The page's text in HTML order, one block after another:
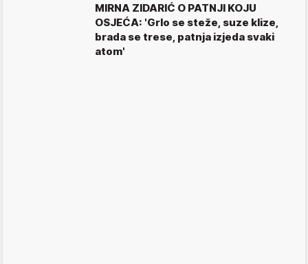
MIRNA ZIDARIĆ O PATNJI KOJU
OSJEĆA: 'Grlo se steže, suze klize,
brada se trese, patnja izjeda svaki
atom'